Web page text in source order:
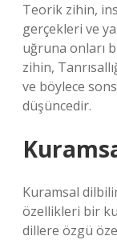
Teorik zihin,
gerçekleri ve
uğruna onları
zihin,
ve böylece
düşüncedir.
Kuramsal
özellikleri bir
dillere özgü